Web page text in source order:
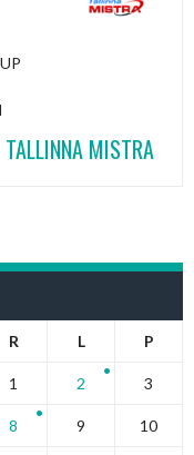
MISTRA
R L P
1 2 3
8 9 10